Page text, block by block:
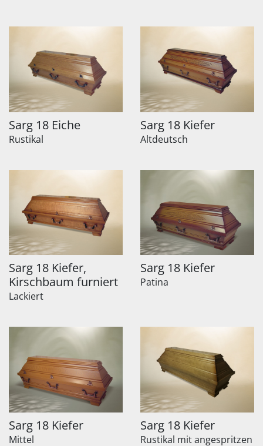
Sarg 18 Eiche
Rustikal
Sarg 18 Kiefer
Altdeutsch
Sarg 18 Kiefer,
Kirschbaum furniert
Lackiert
Sarg 18 Kiefer
Patina
Sarg 18 Kiefer
Mittel
Sarg 18 Kiefer
Rustikal mit angespritzen